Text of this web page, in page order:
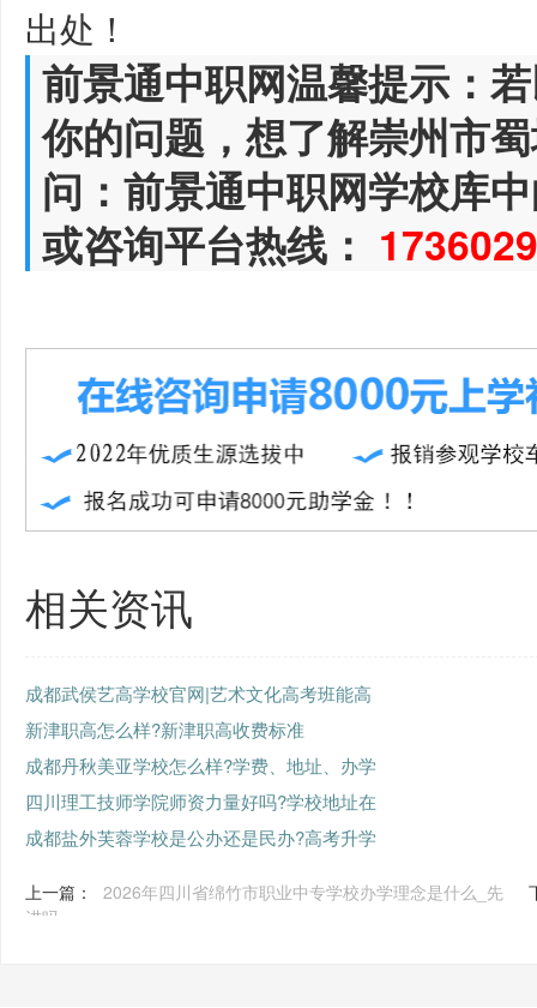
出处！
前景通中职网温馨提示：
你的问题，想了解崇州市
问：前景通中职网学校库
或咨询平台热线：
相关资讯
成都武侯艺高学校官网|艺术文化高考班能高
新津职高怎么样?新津职高收费标准
成都丹秋美亚学校怎么样?学费、地址、办学
四川理工技师学院师资力量好吗?学校地址在
成都盐外芙蓉学校是公办还是民办?高考升学
上一篇：
2026年四川省绵竹市职业中专学校办学理念是什么_先
进吗